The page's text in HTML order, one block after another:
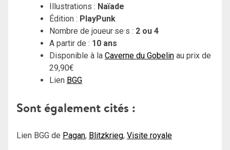
Illustrations : Naïade
Édition : PlayPunk
Nombre de joueur·se·s : 2 ou 4
A partir de : 10 ans
Disponible à la Caverne du Gobelin au prix de
29,90€
Lien BGG
Sont également cités :
Lien BGG de Pagan, Blitzkrieg, Visite royale